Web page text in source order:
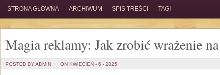
STRONA GŁÓWNA ARCHIWUM SPIS TREŚCI TAGI
Magia reklamy: Jak zrobić wrażenie
POSTED BY ADMIN ON KWIECIEŃ - 6 - 2025